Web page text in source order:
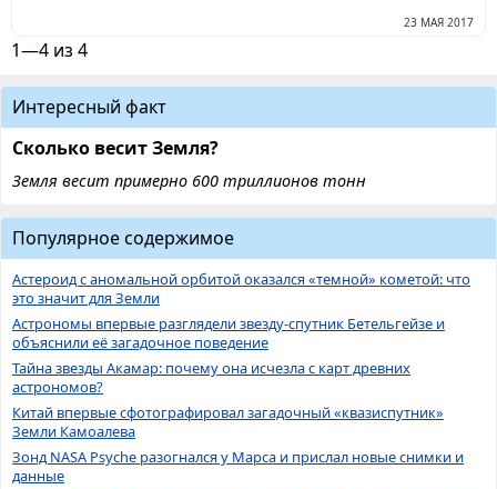
23 МАЯ 2017
1—4 из 4
Интересный факт
Сколько весит Земля?
Земля весит примерно 600 триллионов тонн
Популярное содержимое
Астероид с аномальной орбитой оказался «темной» кометой: что
это значит для Земли
Астрономы впервые разглядели звезду-спутник Бетельгейзе и
объяснили её загадочное поведение
Тайна звезды Акамар: почему она исчезла с карт древних
астрономов?
Китай впервые сфотографировал загадочный «квазиспутник»
Земли Камоалева
Зонд NASA Psyche разогнался у Марса и прислал новые снимки и
данные